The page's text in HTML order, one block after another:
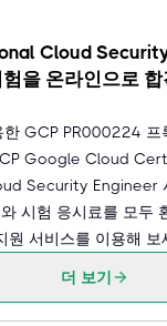
Cloud
을 온라인으로 합
한 GCP PR000224 프
Google Cloud
Security Engineer
시험 응시료를 모두
원 서비스를 이용해 보
더 보기